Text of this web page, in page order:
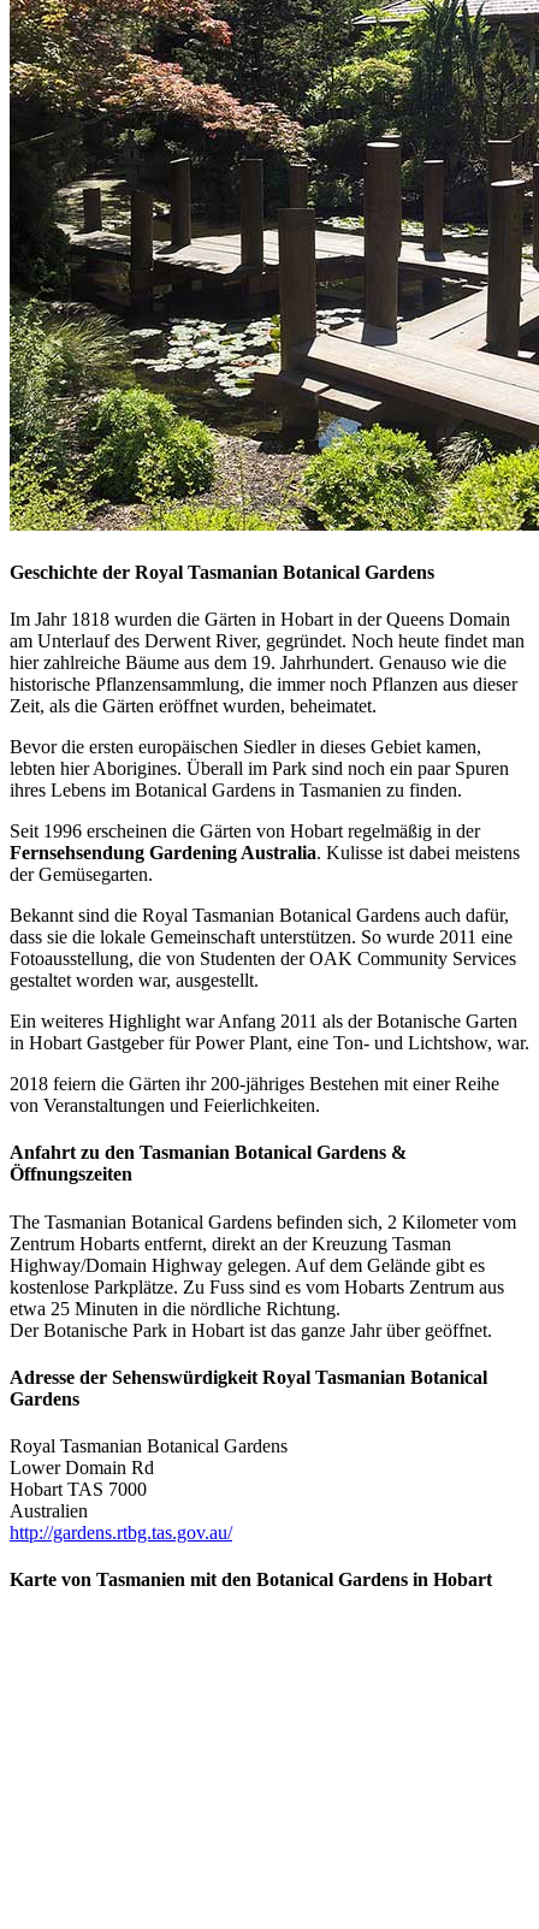
Geschichte der Royal Tasmanian Botanical Gardens
Im Jahr 1818 wurden die Gärten in Hobart in der Queens Domain
am Unterlauf des Derwent River, gegründet. Noch heute findet man
hier zahlreiche Bäume aus dem 19. Jahrhundert. Genauso wie die
historische Pflanzensammlung, die immer noch Pflanzen aus dieser
Zeit, als die Gärten eröffnet wurden, beheimatet.
Bevor die ersten europäischen Siedler in dieses Gebiet kamen,
lebten hier Aborigines. Überall im Park sind noch ein paar Spuren
ihres Lebens im Botanical Gardens in Tasmanien zu finden.
Seit 1996 erscheinen die Gärten von Hobart regelmäßig in der
Fernsehsendung Gardening Australia. Kulisse ist dabei meistens
der Gemüsegarten.
Bekannt sind die Royal Tasmanian Botanical Gardens auch dafür,
dass sie die lokale Gemeinschaft unterstützen. So wurde 2011 eine
Fotoausstellung, die von Studenten der OAK Community Services
gestaltet worden war, ausgestellt.
Ein weiteres Highlight war Anfang 2011 als der Botanische Garten
in Hobart Gastgeber für Power Plant, eine Ton- und Lichtshow, war.
2018 feiern die Gärten ihr 200-jähriges Bestehen mit einer Reihe
von Veranstaltungen und Feierlichkeiten.
Anfahrt zu den Tasmanian Botanical Gardens &
Öffnungszeiten
The Tasmanian Botanical Gardens befinden sich, 2 Kilometer vom
Zentrum Hobarts entfernt, direkt an der Kreuzung Tasman
Highway/Domain Highway gelegen. Auf dem Gelände gibt es
kostenlose Parkplätze. Zu Fuss sind es vom Hobarts Zentrum aus
etwa 25 Minuten in die nördliche Richtung.
Der Botanische Park in Hobart ist das ganze Jahr über geöffnet.
Adresse der Sehenswürdigkeit Royal Tasmanian Botanical
Gardens
Royal Tasmanian Botanical Gardens
Lower Domain Rd
Hobart TAS 7000
Australien
http://gardens.rtbg.tas.gov.au/
Karte von Tasmanien mit den Botanical Gardens in Hobart